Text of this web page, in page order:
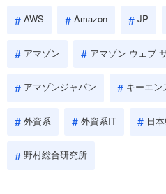
AWS Amazon JP
アマゾン アマゾン ウェブ
アマゾンジャパン キーエン
外資系 外資系IT 日
野村総合研究所